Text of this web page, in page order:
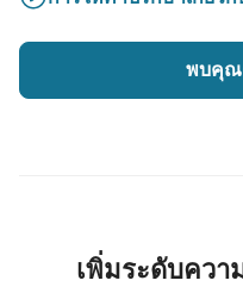
พบคุณ
เพิ่มระดับควา